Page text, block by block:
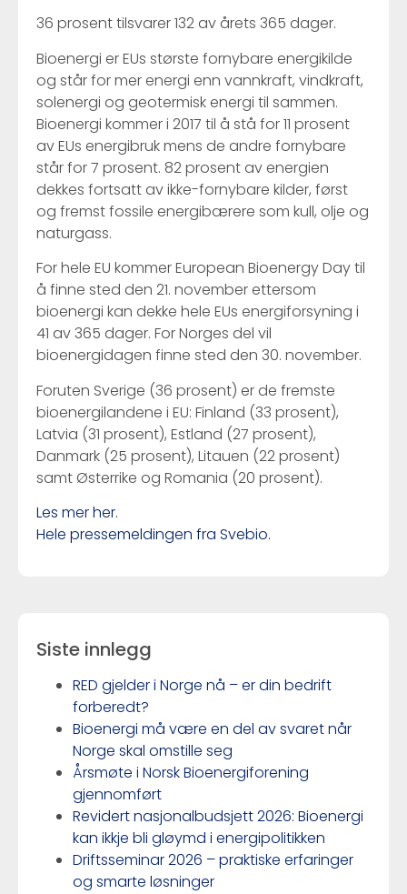
36 prosent tilsvarer 132 av årets 365 dager.
Bioenergi er EUs største fornybare energikilde
og står for mer energi enn vannkraft, vindkraft,
solenergi og geotermisk energi til sammen.
Bioenergi kommer i 2017 til å stå for 11 prosent
av EUs energibruk mens de andre fornybare
står for 7 prosent. 82 prosent av energien
dekkes fortsatt av ikke-fornybare kilder, først
og fremst fossile energibærere som kull, olje og
naturgass.
For hele EU kommer European Bioenergy Day til
å finne sted den 21. november ettersom
bioenergi kan dekke hele EUs energiforsyning i
41 av 365 dager. For Norges del vil
bioenergidagen finne sted den 30. november.
Foruten Sverige (36 prosent) er de fremste
bioenergilandene i EU: Finland (33 prosent),
Latvia (31 prosent), Estland (27 prosent),
Danmark (25 prosent), Litauen (22 prosent)
samt Østerrike og Romania (20 prosent).
Les mer her.
Hele pressemeldingen fra Svebio.
Siste innlegg
RED gjelder i Norge nå – er din bedrift
forberedt?
Bioenergi må være en del av svaret når
Norge skal omstille seg
Årsmøte i Norsk Bioenergiforening
gjennomført
Revidert nasjonalbudsjett 2026: Bioenergi
kan ikkje bli gløymd i energipolitikken
Driftsseminar 2026 – praktiske erfaringer
og smarte løsninger